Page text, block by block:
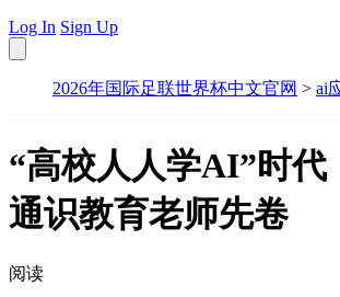
Log In Sign Up
2026年国际足联世界杯中文官网 > ai
“高校人人学AI”时
通识教育老师先卷
阅读